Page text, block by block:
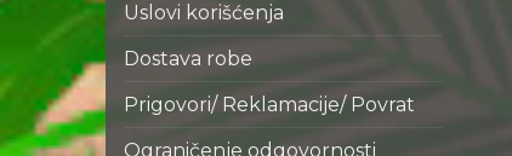
Uslovi korišćenja
Dostava robe
Prigovori/ Reklamacije/ Povrat
Ograničenje odgovornosti